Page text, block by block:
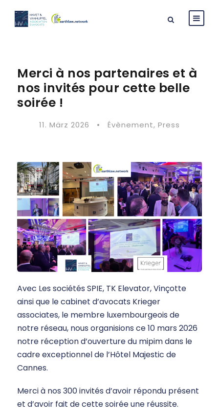
Merci à nos partenaires et à
nos invités pour cette belle
soirée !
11. März 2026 • Évènement, Press
Avec Les sociétés SPIE, TK Elevator, Vinçotte
ainsi que le cabinet d’avocats Krieger
associates, le membre luxembourgeois de
notre réseau, nous organisions ce 10 mars 2026
notre réception d’ouverture du mipim dans le
cadre exceptionnel de l’Hôtel Majestic de
Cannes.
Merci à nos 300 invités d’avoir répondu présent
et d’avoir fait de cette soirée une réussite.